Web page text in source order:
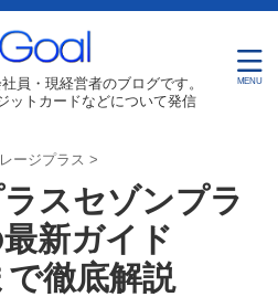
員・現経営者のブログです。
ットカードなどについて発信
ージプラス >
スセゾンプラ
新ガイド
徹底解説